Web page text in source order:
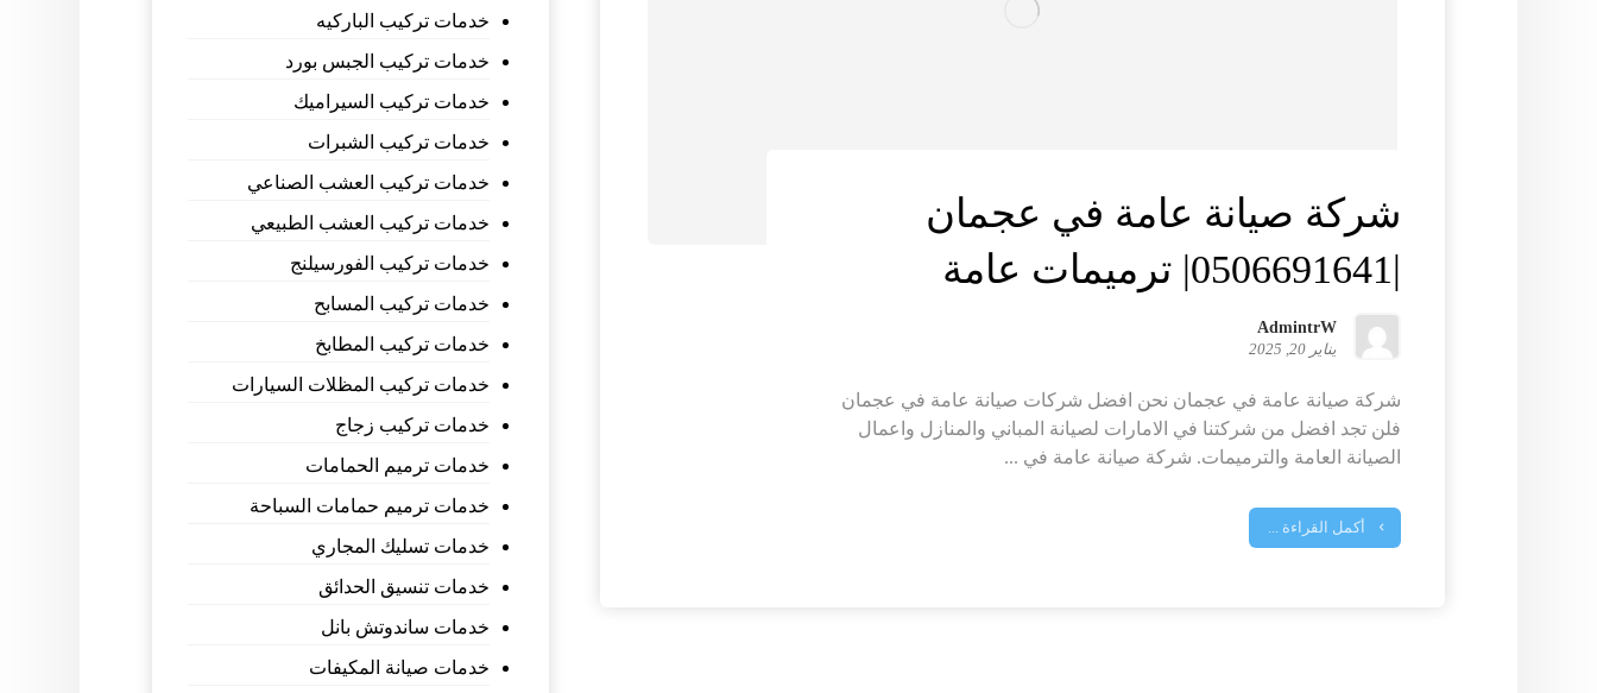
شركة صيانة عامة في عجمان
AdmintrW
يناير 20, 2025
شركة صيانة عامة في عجمان نحن افضل شركات صيانة عامة في عجمان
فلن تجد افضل من شركتنا في الامارات لصيانة المباني والمنازل واعمال
الصيانة العامة والترميمات. شركة صيانة عامة في ...
أكمل القراءة ...
خدمات تركيب الباركيه
خدمات تركيب الجبس بورد
خدمات تركيب السيراميك
خدمات تركيب الشبرات
خدمات تركيب العشب الصناعي
خدمات تركيب العشب الطبيعي
خدمات تركيب الفورسيلنج
خدمات تركيب المسابح
خدمات تركيب المطابخ
خدمات تركيب المظلات السيارات
خدمات تركيب زجاج
خدمات ترميم الحمامات
خدمات ترميم حمامات السباحة
خدمات تسليك المجاري
خدمات تنسيق الحدائق
خدمات ساندوتش بانل
خدمات صيانة المكيفات